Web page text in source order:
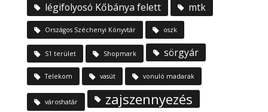
légifolyosó Kőbánya felett mtk
Országos Széchenyi Könyvtár oszk
S1 terület Shopmark sörgyár
Telekom vasút vonuló madarak
városhatár zajszennyezés